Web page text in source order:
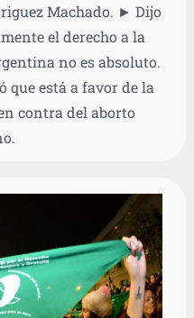
Machado. ► Dijo
el derecho a la
no es absoluto.
que está a favor de la
contra del aborto